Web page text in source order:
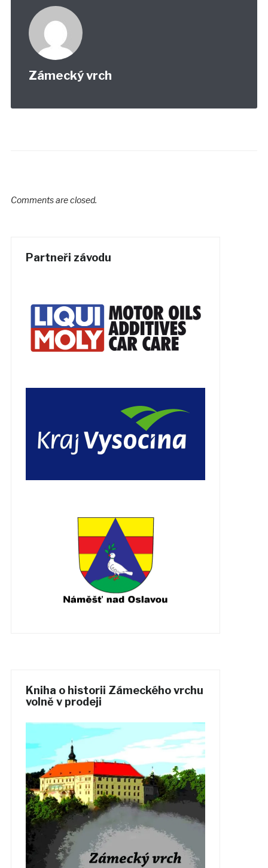
Zámecký vrch
Comments are closed.
Partneři závodu
Kniha o historii Zámeckého vrchu
volně v prodeji